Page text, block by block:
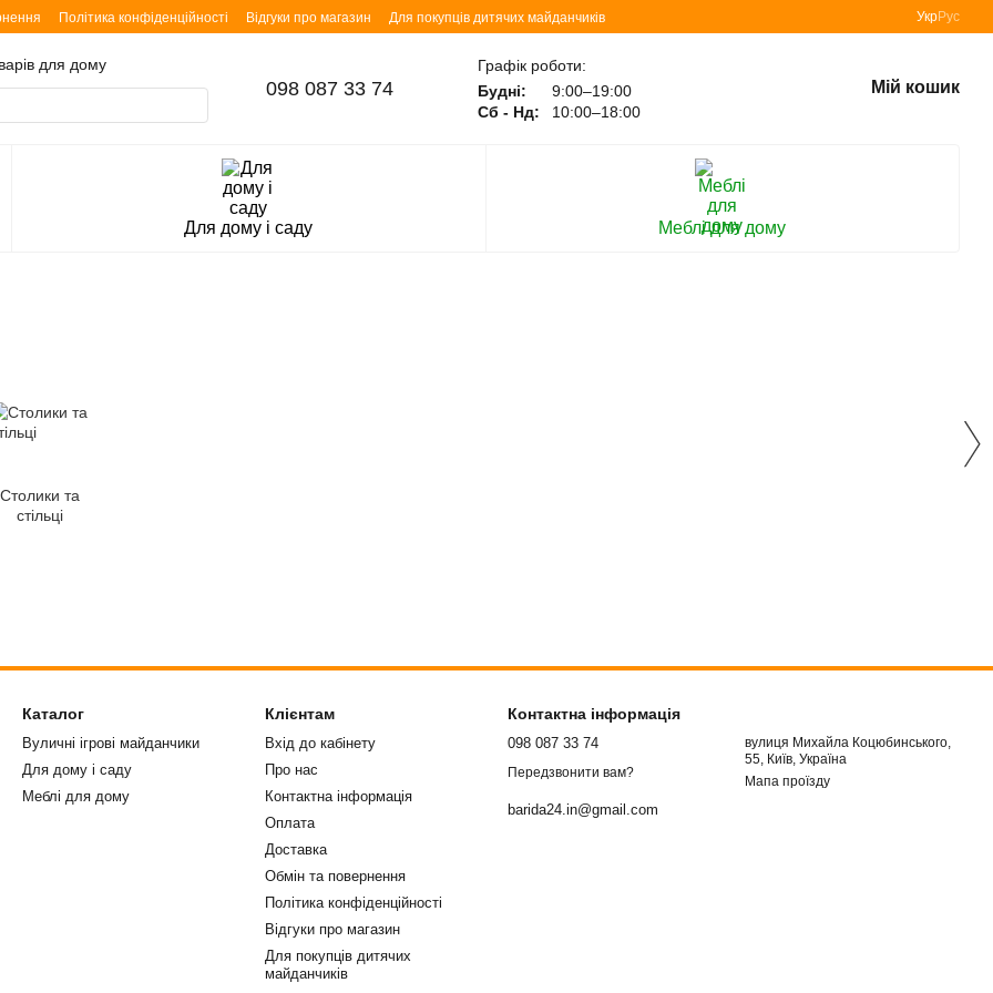
Політика конфіденційності Відгуки про магазин Для покупців дитячих майданчиків УкрРус
для дому
098 087 33 74
Графік роботи:
Будні:
9:00–19:00
Сб - Нд:
10:00–18:00
Мій кошик
Для дому і саду Меблі для дому
Столики та
стільці
Каталог
Вуличні ігрові майданчики
Для дому і саду
Меблі для дому
Клієнтам
Вхід до кабінету
Про нас
Контактна інформація
Оплата
Доставка
Обмін та повернення
Політика конфіденційності
Відгуки про магазин
Для покупців дитячих
майданчиків
Контактна інформація
098 087 33 74
Передзвонити вам?
barida24.in@gmail.com
вулиця Михайла Коцюбинського,
55, Київ, Україна
Мапа проїзду